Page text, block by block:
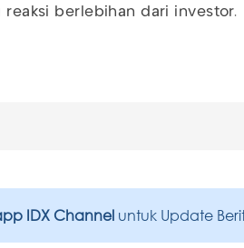
berlebihan dari investor.
IDX Channel untuk Update